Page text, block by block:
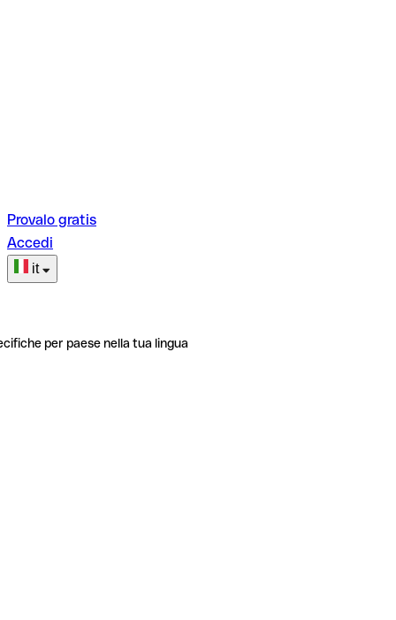
Provalo gratis
Accedi
it
per paese nella tua lingua